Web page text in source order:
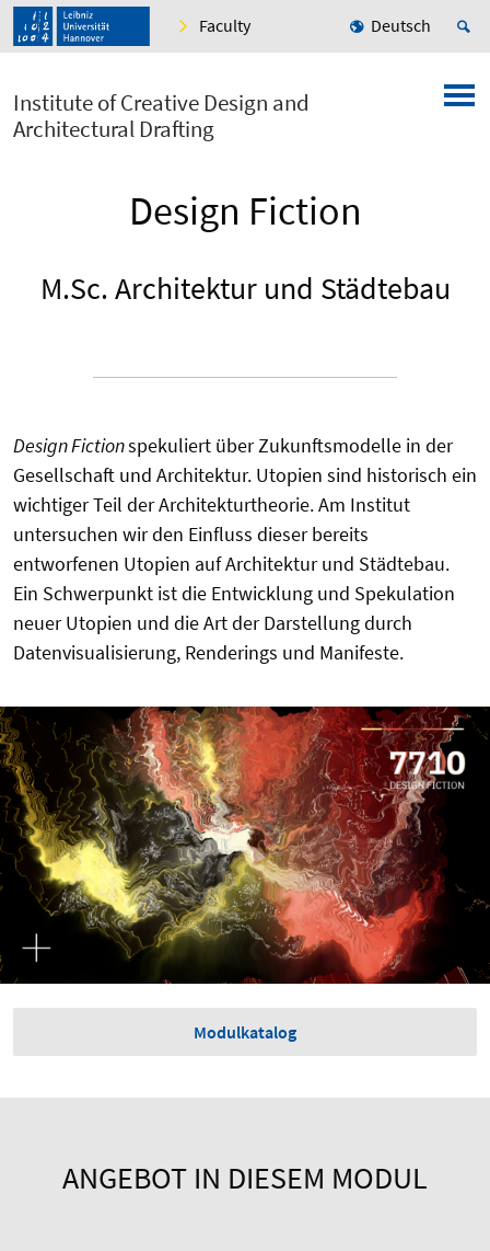
Faculty Deutsch
Institute of Creative Design and
Architectural Drafting
Design Fiction
M.Sc. Architektur und Städtebau
Design Fictionspekuliert über Zukunftsmodelle in der
Gesellschaft und Architektur. Utopien sind historisch ein
wichtiger Teil der Architekturtheorie. Am Institut
untersuchen wir den Einfluss dieser bereits
entworfenen Utopien auf Architektur und Städtebau.
Ein Schwerpunkt ist die Entwicklung und Spekulation
neuer Utopien und die Art der Darstellung durch
Datenvisualisierung, Renderings und Manifeste.
Modulkatalog
ANGEBOT IN DIESEM MODUL